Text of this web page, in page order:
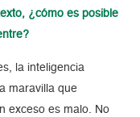
¿cómo es posible
la inteligencia
maravilla que
exceso es malo. No